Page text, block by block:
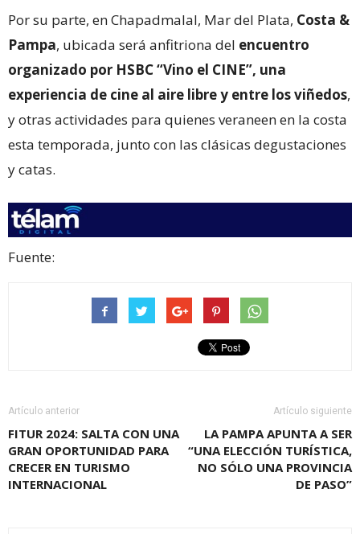
Por su parte, en Chapadmalal, Mar del Plata, Costa &
Pampa, ubicada será anfitriona del encuentro
organizado por HSBC “Vino el CINE”, una
experiencia de cine al aire libre y entre los viñedos,
y otras actividades para quienes veraneen en la costa
esta temporada, junto con las clásicas degustaciones
y catas.
Fuente:
Artículo anterior
FITUR 2024: SALTA CON UNA
GRAN OPORTUNIDAD PARA
CRECER EN TURISMO
INTERNACIONAL
Artículo siguiente
LA PAMPA APUNTA A SER
“UNA ELECCIÓN TURÍSTICA,
NO SÓLO UNA PROVINCIA
DE PASO”